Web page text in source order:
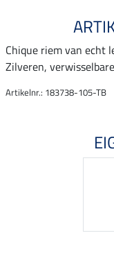
Chique riem van echt
Zilveren,
Artikelnr.: 183738-105-TB